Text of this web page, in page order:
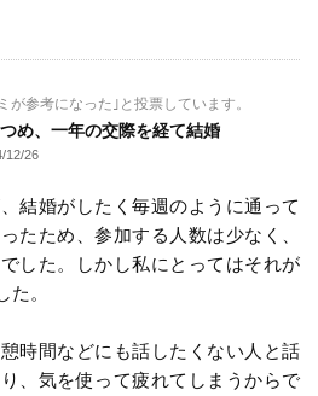
参考になった｣と投票しています。
め、一年の交際を経て結婚
12/26
結婚がしたく毎週のように通って
たため、参加する人数は少なく、
した。しかし私にとってはそれが
。
時間などにも話したくない人と話
、気を使って疲れてしまうからで